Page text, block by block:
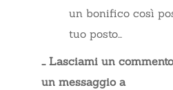
un bonifico così
tuo posto…
… Lasciami un
un messaggio a